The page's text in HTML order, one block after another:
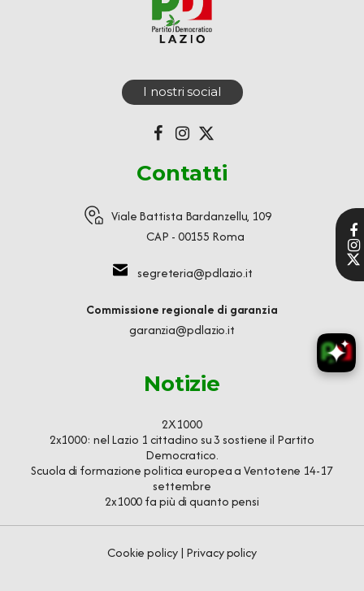
I nostri social
Contatti
Viale Battista Bardanzellu, 109
CAP - 00155 Roma
segreteria@pdlazio.it
Commissione regionale di garanzia
garanzia@pdlazio.it
Notizie
2X1000
2x1000: nel Lazio 1 cittadino su 3 sostiene il Partito
Democratico.
Scuola di formazione politica europea a Ventotene 14-17
settembre
2x1000 fa più di quanto pensi
Cookie policy| Privacy policy